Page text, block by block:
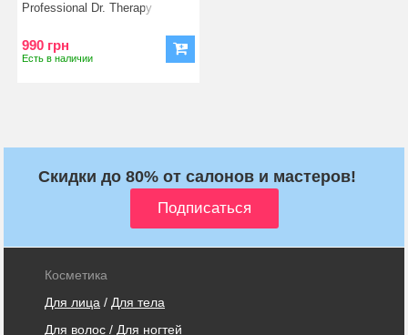
Professional Dr. Therapy
990 грн
Есть в наличии
Скидки до 80% от салонов и мастеров!
Косметика
Для лица / Для тела
Для волос / Для ногтей